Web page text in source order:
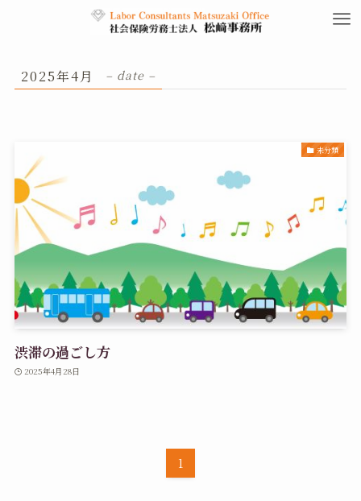
2025年4月 – date –
未分類
渋滞の過ごし方
2025年4月28日
1